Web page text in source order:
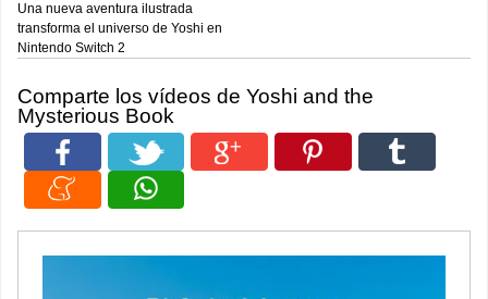
Una nueva aventura ilustrada
transforma el universo de Yoshi en
Nintendo Switch 2
Comparte los vídeos de Yoshi and the
Mysterious Book